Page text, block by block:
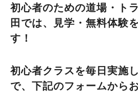
初心者のための道場・ト
田では、見学・無料体験
す！
初心者クラスを毎日実施
で、下記のフォームから